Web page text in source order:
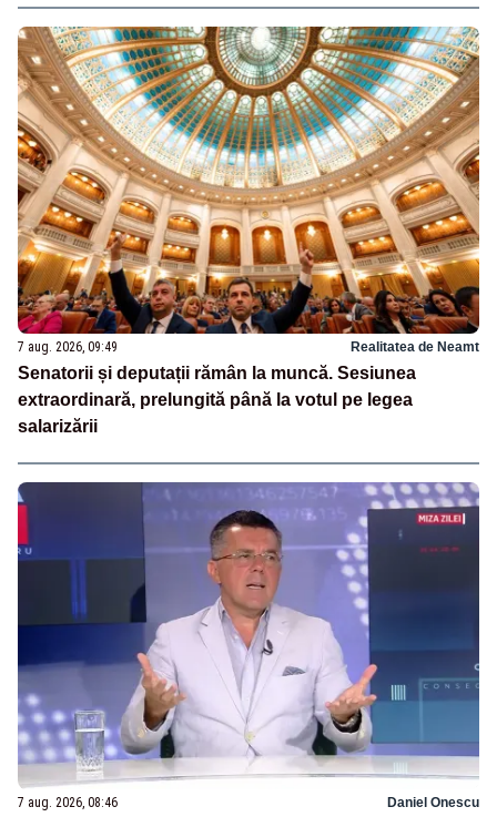
7 aug. 2026, 09:49 Realitatea de Neamt
Senatorii și deputații rămân la muncă. Sesiunea
extraordinară, prelungită până la votul pe legea
salarizării
7 aug. 2026, 08:46 Daniel Onescu